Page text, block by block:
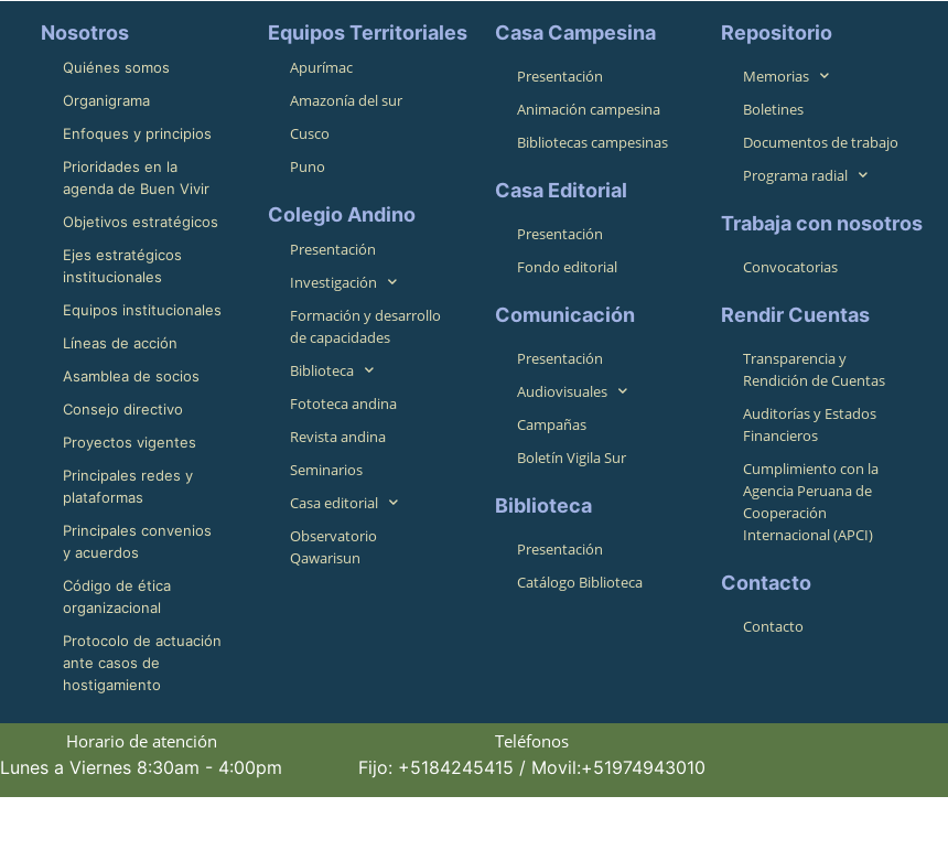
Nosotros
Quiénes somos
Organigrama
Enfoques y principios
Prioridades en la
agenda de Buen Vivir
Objetivos estratégicos
Ejes estratégicos
institucionales
Equipos institucionales
Líneas de acción
Asamblea de socios
Consejo directivo
Proyectos vigentes
Principales redes y
plataformas
Principales convenios
y acuerdos
Código de ética
organizacional
Protocolo de actuación
ante casos de
hostigamiento
Equipos Territoriales
Apurímac
Amazonía del sur
Cusco
Puno
Colegio Andino
Presentación
Investigación
Formación y desarrollo
de capacidades
Biblioteca
Fototeca andina
Revista andina
Seminarios
Casa editorial
Observatorio
Qawarisun
Casa Campesina
Presentación
Animación campesina
Bibliotecas campesinas
Casa Editorial
Presentación
Fondo editorial
Comunicación
Presentación
Audiovisuales
Campañas
Boletín Vigila Sur
Biblioteca
Presentación
Catálogo Biblioteca
Repositorio
Memorias
Boletines
Documentos de trabajo
Programa radial
Trabaja con nosotros
Convocatorias
Rendir Cuentas
Transparencia y
Rendición de Cuentas
Auditorías y Estados
Financieros
Cumplimiento con la
Agencia Peruana de
Cooperación
Internacional (APCI)
Contacto
Contacto
Horario de atención
Lunes a Viernes 8:30am - 4:00pm
Teléfonos
Fijo: +5184245415 / Movil:+51974943010